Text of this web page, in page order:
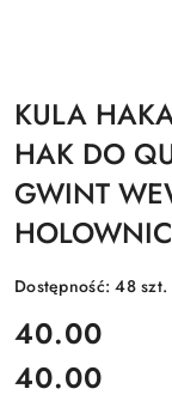
KULA
HAK DO
GWINT
Dostępność:48szt.
cena:
40.00
Cena:
40.00